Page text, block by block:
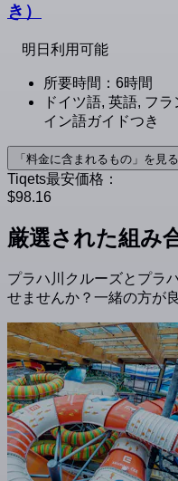
き）
明日利用可能
所要時間：6時間
ドイツ語, 英語, フ
イン語ガイドつき
「料金に含まれるもの」を見る
Tiqets最安価格：
$98.16
厳選された組み
プラハ川クルーズとプラ
せませんか？一緒の方が